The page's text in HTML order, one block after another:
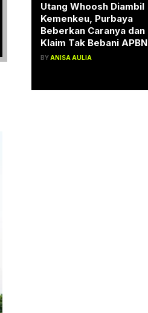
Utang Whoosh Diambil
Kemenkeu, Purbaya
Beberkan Caranya dan
Klaim Tak Bebani APBN
BYANISA AULIA